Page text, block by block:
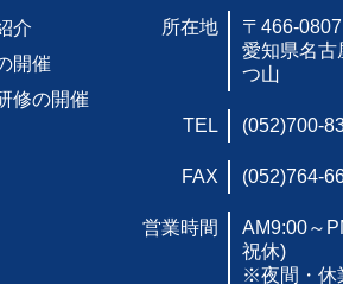
介
開催
修の開催
所在地
〒466-0807
愛知県名古
つ山
TEL (052)700-
FAX (052)764-
営業時間
AM9:00～
祝休)
※夜間・休